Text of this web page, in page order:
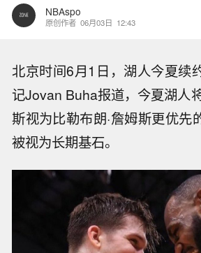
NBAspo
原创作者 06月03日 12:43
北京时间6月1日，湖人今夏续
记Jovan Buha报道，今夏湖人
斯视为比勒布朗·詹姆斯更优先
被视为长期基石。